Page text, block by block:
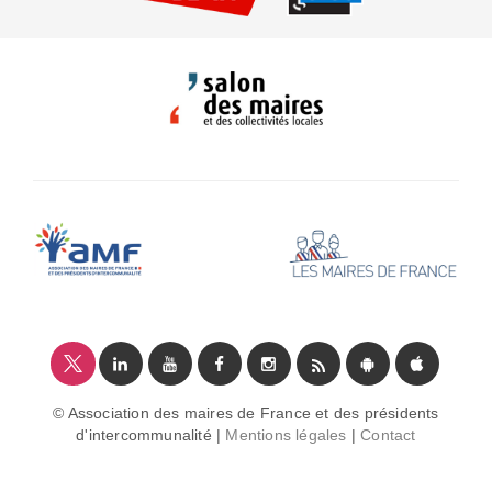
© Association des maires de France et des présidents
d'intercommunalité | Mentions légales |Contact